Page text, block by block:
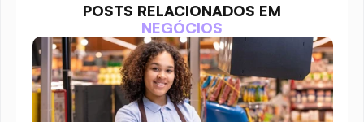
POSTS RELACIONADOS EM
NEGÓCIOS